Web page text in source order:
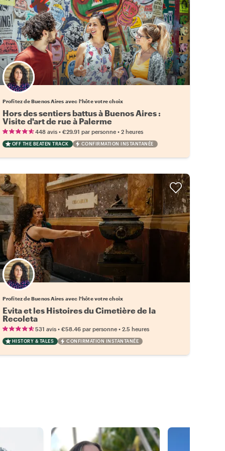
Choisissez votre local favori
Profitez de Buenos Aires avec l'hôte votre choix
Hors des sentiers battus à Buenos Aires :
Visite d'art de rue à Palerme
448 avis• €29.91 par personne• 2 heures
OFF THE BEATEN TRACK CONFIRMATION INSTANTANÉE
Choisissez votre local favori
Profitez de Buenos Aires avec l'hôte votre choix
Evita et les Histoires du Cimetière de la
Recoleta
531 avis• €58.46 par personne• 2.5 heures
HISTORY & TALES CONFIRMATION INSTANTANÉE